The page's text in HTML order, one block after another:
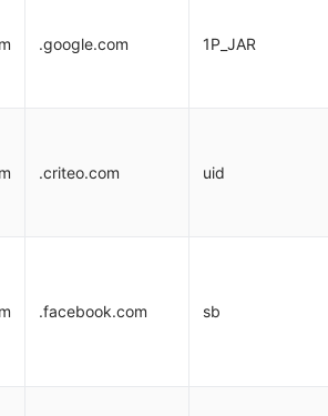
.google.com 1P_JAR
.criteo.com uid
.facebook.com sb